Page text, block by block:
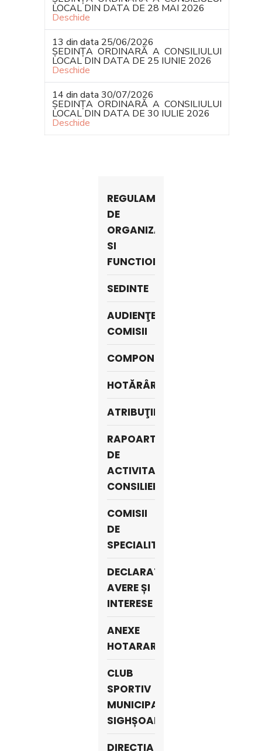
LOCAL DIN DATA DE 28 MAI 2026
Deschide
13 din data 25/06/2026
ȘEDINȚA ORDINARĂ A CONSILIULUI
LOCAL DIN DATA DE 25 IUNIE 2026
Deschide
14 din data 30/07/2026
ȘEDINȚA ORDINARĂ A CONSILIULUI
LOCAL DIN DATA DE 30 IULIE 2026
Deschide
REGULAMENT
DE
ORGANIZARE
SI
FUNCTIONARE
SEDINTE
AUDIENŢE
COMISII
COMPONENŢA
HOTĂRÂRI
ATRIBUŢII
RAPOARTE
DE
ACTIVITATE
CONSILIERI
COMISII
DE
SPECIALITATE
DECLARATII
AVERE ȘI
INTERESE
ANEXE
HOTARARI
CLUB
SPORTIV
MUNICIPAL
SIGHȘOARA
DIRECTIA